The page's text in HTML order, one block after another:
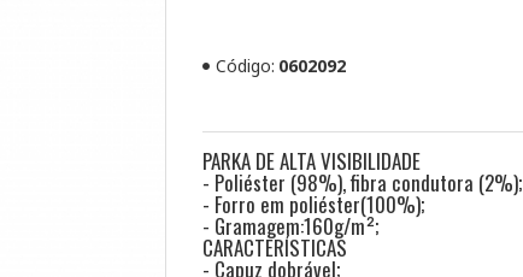
Código: 0602092
PARKA DE ALTA VISIBILIDADE
- Poliéster (98%), fibra condutora (2%);
- Forro em poliéster(100%);
- Gramagem:160g/m²;
CARACTERÍSTICAS
- Capuz dobrável;